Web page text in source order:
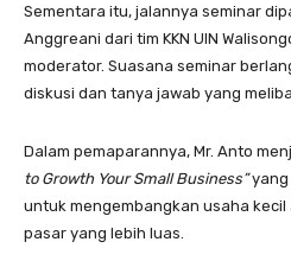
Sementara itu, jalannya seminar
Anggreani dari tim KKN UIN
moderator. Suasana seminar
diskusi dan tanya jawab yang
Dalam pemaparannya, Mr. Anto
to Growth Your Small Business”yang
untuk mengembangkan usaha
pasar yang lebih luas.